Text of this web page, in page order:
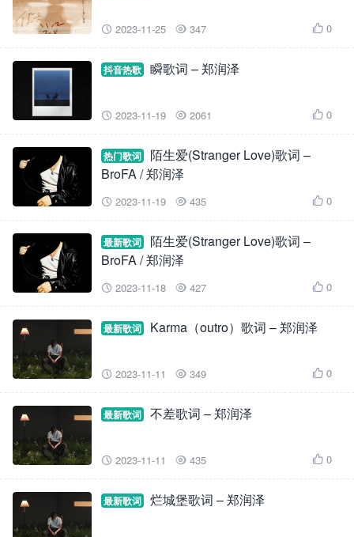
 2023-11-25  347  0
抖音热歌 瞬歌词 – 郑润泽
 2023-11-19  2061  0
热门歌词
陌生爱(Stranger Love)歌词 –
BroFA / 郑润泽
 2023-11-19  435  0
最新歌词
陌生爱(Stranger Love)歌词 –
BroFA / 郑润泽
 2023-11-18  427  0
最新歌词 Karma（outro）歌词 – 郑润泽
 2023-11-11  349  0
最新歌词 不差歌词 – 郑润泽
 2023-11-11  435  0
最新歌词 烂城堡歌词 – 郑润泽